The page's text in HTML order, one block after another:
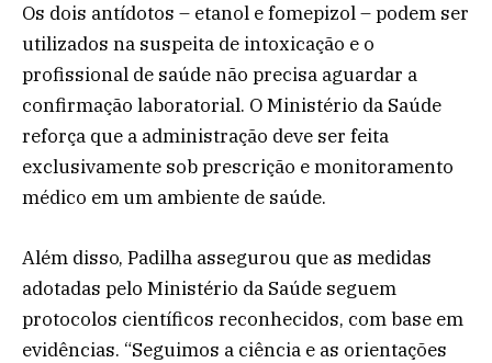
Os dois antídotos – etanol e fomepizol – podem ser
utilizados na suspeita de intoxicação e o
profissional de saúde não precisa aguardar a
confirmação laboratorial. O Ministério da Saúde
reforça que a administração deve ser feita
exclusivamente sob prescrição e monitoramento
médico em um ambiente de saúde.
Além disso, Padilha assegurou que as medidas
adotadas pelo Ministério da Saúde seguem
protocolos científicos reconhecidos, com base em
evidências. “Seguimos a ciência e as orientações